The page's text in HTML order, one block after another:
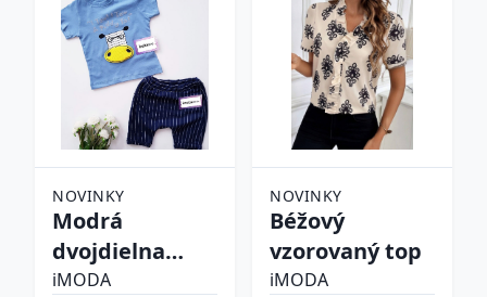
NOVINKY
Modrá
dvojdielna
bavlnená
iMODA
NOVINKY
Béžový
vzorovaný top
iMODA